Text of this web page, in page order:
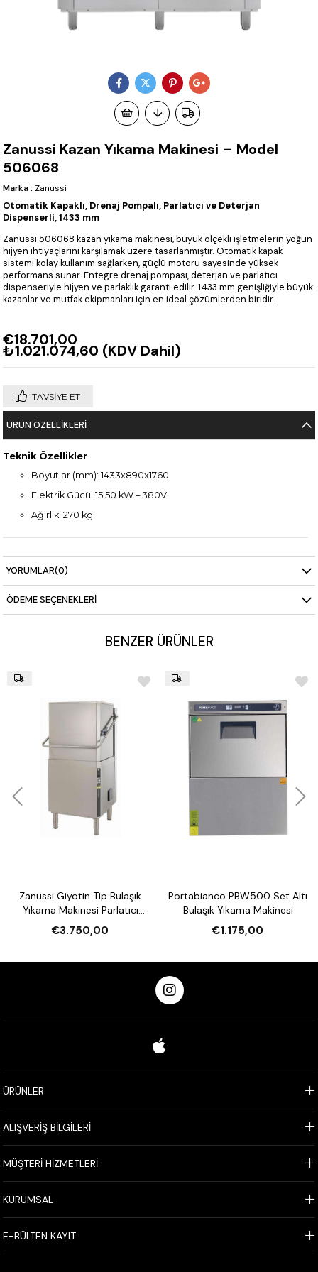
Zanussi Kazan Yıkama Makinesi – Model
506068
Marka : Zanussi
Otomatik Kapaklı, Drenaj Pompalı, Parlatıcı ve Deterjan
Dispenserli, 1433 mm
Zanussi 506068 kazan yıkama makinesi, büyük ölçekli işletmelerin yoğun
hijyen ihtiyaçlarını karşılamak üzere tasarlanmıştır. Otomatik kapak
sistemi kolay kullanım sağlarken, güçlü motoru sayesinde yüksek
performans sunar. Entegre drenaj pompası, deterjan ve parlatıcı
dispenseriyle hijyen ve parlaklık garanti edilir. 1433 mm genişliğiyle büyük
kazanlar ve mutfak ekipmanları için en ideal çözümlerden biridir.
€18.701,00
₺1.021.074,60 (KDV Dahil)
TAVSIYE ET
ÜRÜN ÖZELLIKLERI
Teknik Özellikler
Boyutlar (mm): 1433x890x1760
Elektrik Gücü: 15,50 kW – 380V
Ağırlık: 270 kg
YORUMLAR(0)
ÖDEME SEÇENEKLERI
BENZER ÜRÜNLER
Zanussi Giyotin Tip Bulaşık
Yıkama Makinesi Parlatıcı
Pompalı
€3.750,00
Portabianco PBW500 Set Altı
Bulaşık Yıkama Makinesi
€1.175,00
ÜRÜNLER
ALIŞVERİŞ BİLGİLERİ
MÜŞTERİ HİZMETLERİ
KURUMSAL
E-BÜLTEN KAYIT